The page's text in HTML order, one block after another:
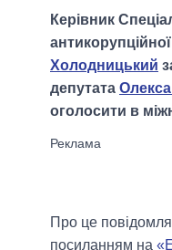
Керівник
Холодницький
депутата
оголосити в
Про це
посиланням на